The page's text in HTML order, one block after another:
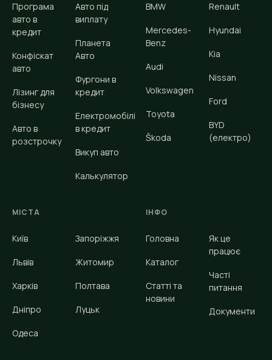
Програма
авто в
кредит
Конфіскат
авто
Лізинг для
бізнесу
Авто в
розстрочку
Авто під
виплату
Планета
Авто
Фургони в
кредит
Електромобілі
в кредит
Викуп авто
Калькулятор
BMW
Mercedes-
Benz
Audi
Volkswagen
Toyota
Škoda
Renault
Hyundai
Kia
Nissan
Ford
BYD
(електро)
МІСТА
Київ
Львів
Харків
Дніпро
Одеса
Запоріжжя
Житомир
Полтава
Луцьк
ІНФО
Головна
Каталог
Статті та
новини
Як це
працює
Часті
питання
Документи